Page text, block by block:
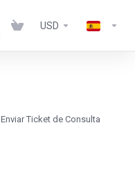
USD
Enviar Ticket de Consulta